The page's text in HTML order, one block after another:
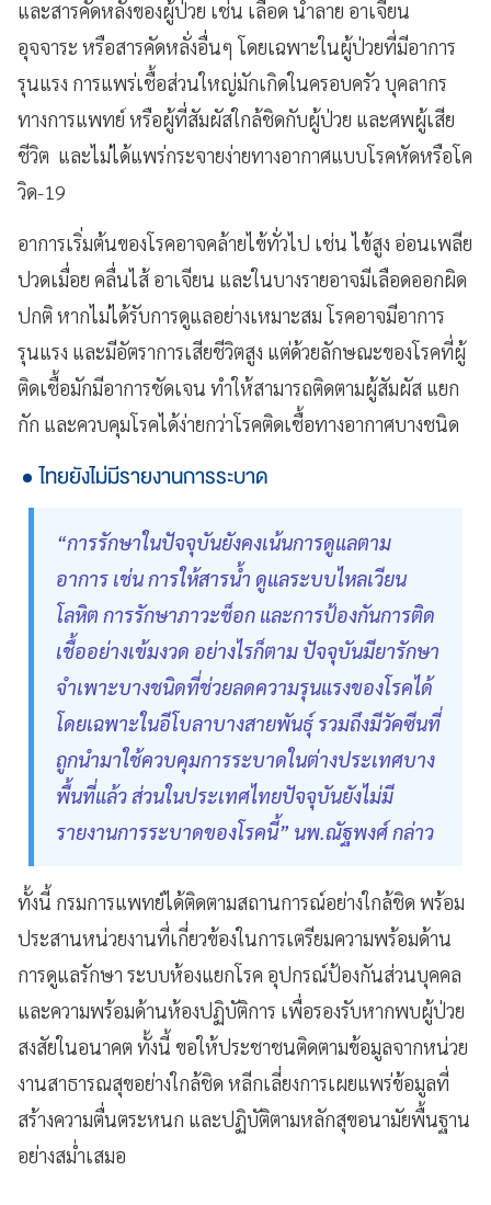
และสารคัดหลั่งของผู้ป่วย เช่น เลือด น้ำลาย อาเจียน
อุจจาระ หรือสารคัดหลั่งอื่นๆ โดยเฉพาะในผู้ป่วยที่มีอาการ
รุนแรง การแพร่เชื้อส่วนใหญ่มักเกิดในครอบครัว บุคลากร
ทางการแพทย์ หรือผู้ที่สัมผัสใกล้ชิดกับผู้ป่วย และศพผู้เสีย
ชีวิต และไม่ได้แพร่กระจายง่ายทางอากาศแบบโรคหัดหรือโค
วิด-19
อาการเริ่มต้นของโรคอาจคล้ายไข้ทั่วไป เช่น ไข้สูง อ่อนเพลีย
ปวดเมื่อย คลื่นไส้ อาเจียน และในบางรายอาจมีเลือดออกผิด
ปกติ หากไม่ได้รับการดูแลอย่างเหมาะสม โรคอาจมีอาการ
รุนแรง และมีอัตราการเสียชีวิตสูง แต่ด้วยลักษณะของโรคที่ผู้
ติดเชื้อมักมีอาการชัดเจน ทำให้สามารถติดตามผู้สัมผัส แยก
กัก และควบคุมโรคได้ง่ายกว่าโรคติดเชื้อทางอากาศบางชนิด
ไทยยังไม่มีรายงานการระบาด
“การรักษาในปัจจุบันยังคงเน้นการดูแลตาม
อาการ เช่น การให้สารน้ำ ดูแลระบบไหลเวียน
โลหิต การรักษาภาวะช็อก และการป้องกันการติด
เชื้ออย่างเข้มงวด อย่างไรก็ตาม ปัจจุบันมียารักษา
จำเพาะบางชนิดที่ช่วยลดความรุนแรงของโรคได้
โดยเฉพาะในอีโบลาบางสายพันธุ์ รวมถึงมีวัคซีนที่
ถูกนำมาใช้ควบคุมการระบาดในต่างประเทศบาง
พื้นที่แล้ว ส่วนในประเทศไทยปัจจุบันยังไม่มี
รายงานการระบาดของโรคนี้” นพ.ณัฐพงศ์ กล่าว
ทั้งนี้ กรมการแพทย์ได้ติดตามสถานการณ์อย่างใกล้ชิด พร้อม
ประสานหน่วยงานที่เกี่ยวข้องในการเตรียมความพร้อมด้าน
การดูแลรักษา ระบบห้องแยกโรค อุปกรณ์ป้องกันส่วนบุคคล
และความพร้อมด้านห้องปฏิบัติการ เพื่อรองรับหากพบผู้ป่วย
สงสัยในอนาคต ทั้งนี้ ขอให้ประชาชนติดตามข้อมูลจากหน่วย
งานสาธารณสุขอย่างใกล้ชิด หลีกเลี่ยงการเผยแพร่ข้อมูลที่
สร้างความตื่นตระหนก และปฏิบัติตามหลักสุขอนามัยพื้นฐาน
อย่างสม่ำเสมอ